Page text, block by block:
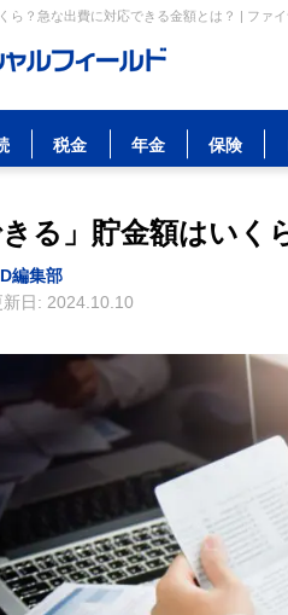
ら？急な出費に対応できる金額とは？ | ファ
税金 年金 保険
る」貯金額はいく
編集部
新日: 2024.10.10